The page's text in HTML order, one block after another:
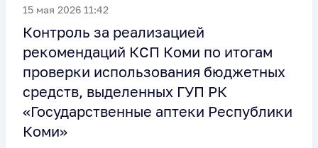
15 мая 2026 11:42
Контроль за реализацией
рекомендаций КСП Коми по итогам
проверки использования бюджетных
средств, выделенных ГУП РК
«Государственные аптеки Республики
Коми»